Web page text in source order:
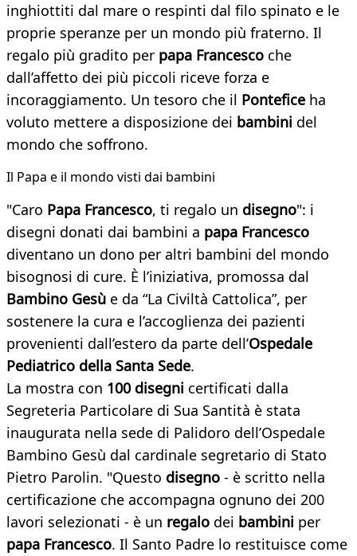
inghiottiti dal mare o respinti dal filo spinato e le
proprie speranze per un mondo più fraterno. Il
regalo più gradito per papa Francesco che
dall’affetto dei più piccoli riceve forza e
incoraggiamento. Un tesoro che il Pontefice ha
voluto mettere a disposizione dei bambini del
mondo che soffrono.
Il Papa e il mondo visti dai bambini
"Caro Papa Francesco, ti regalo un disegno": i
disegni donati dai bambini a papa Francesco
diventano un dono per altri bambini del mondo
bisognosi di cure. È l’iniziativa, promossa dal
Bambino Gesù e da “La Civiltà Cattolica”, per
sostenere la cura e l’accoglienza dei pazienti
provenienti dall’estero da parte dell’Ospedale
Pediatrico della Santa Sede.
La mostra con 100 disegni certificati dalla
Segreteria Particolare di Sua Santità è stata
inaugurata nella sede di Palidoro dell’Ospedale
Bambino Gesù dal cardinale segretario di Stato
Pietro Parolin. "Questo disegno - è scritto nella
certificazione che accompagna ognuno dei 200
lavori selezionati - è un regalo dei bambini per
papa Francesco. Il Santo Padre lo restituisce come